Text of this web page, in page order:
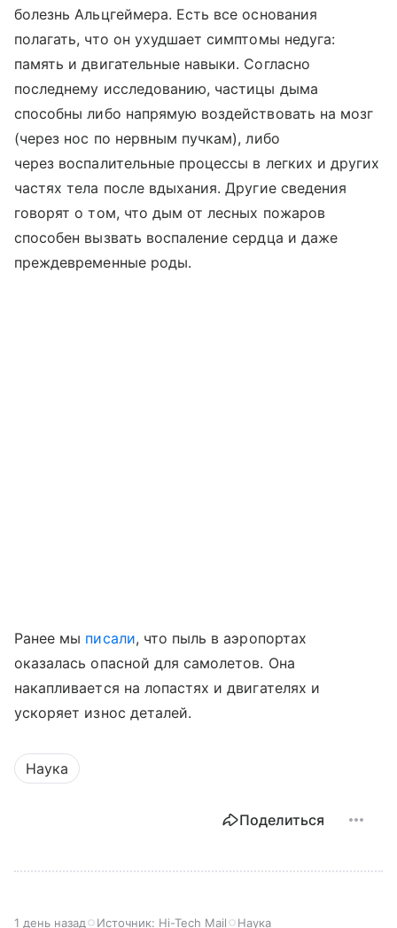
болезнь Альцгеймера. Есть все основания
полагать, что он ухудшает симптомы недуга:
память и двигательные навыки. Согласно
последнему исследованию, частицы дыма
способны либо напрямую воздействовать на мозг
(через нос по нервным пучкам), либо
через воспалительные процессы в легких и других
частях тела после вдыхания. Другие сведения
говорят о том, что дым от лесных пожаров
способен вызвать воспаление сердца и даже
преждевременные роды.
Ранее мы писали, что пыль в аэропортах
оказалась опасной для самолетов. Она
накапливается на лопастях и двигателях и
ускоряет износ деталей.
Наука
Поделиться
1 день назад Источник: Hi-Tech Mail Наука